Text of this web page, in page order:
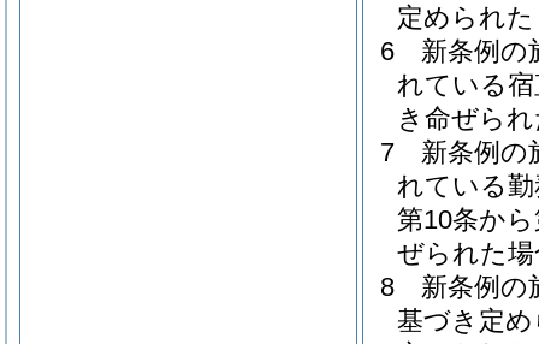
定められ
6
新条例の
れている
き命ぜら
7
新条例の
れている
第10条か
ぜられた
8
新条例の
基づき定